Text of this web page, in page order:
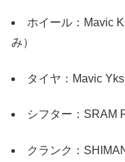
ホイール：Mavic
み）
タイヤ：Mavic
シフター：SRAM
クランク：